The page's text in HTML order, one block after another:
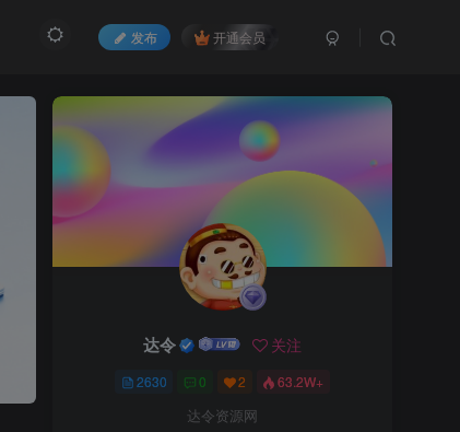
发布 开通会员
达令 关注
2630 0 2 63.2W+
达令资源网